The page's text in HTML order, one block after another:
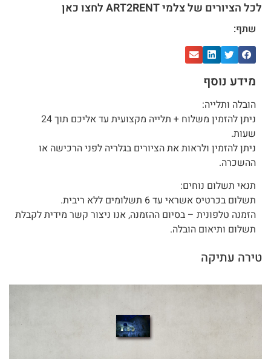
לכל הציורים של צלמי ART2RENT לחצו כאן
שתף:
מידע נוסף
הובלה ותלייה:
ניתן להזמין משלוח + תלייה מקצועית עד אליכם תוך 24
שעות.
ניתן להזמין ולראות את הציורים בגלריה לפני הרכישה או
ההשכרה.
תנאי תשלום נוחים:
תשלום בכרטיס אשראי עד 6 תשלומים ללא ריבית.
הזמנה טלפונית – בסיום ההזמנה, אנו ניצור קשר מידית לקבלת
תשלום ותיאום הובלה.
טירה עתיקה